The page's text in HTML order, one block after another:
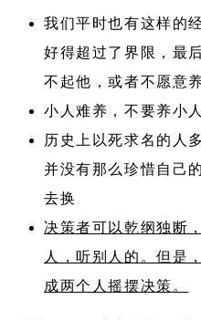
我们平时也有这样的
好得超过了界限，最
不起他，或者不愿意
小人难养，不要养小
历史上以死求名的人
并没有那么珍惜自己
去换
决策者可以乾纲独断
人，听别人的。但是
成两个人摇摆决策。